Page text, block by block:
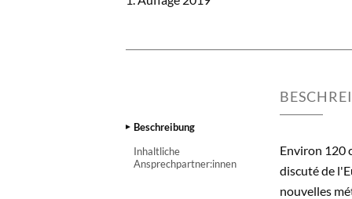
Beschreibung
Inhaltliche
Ansprechpartner:innen
Environ 120
discuté de
nouvelles